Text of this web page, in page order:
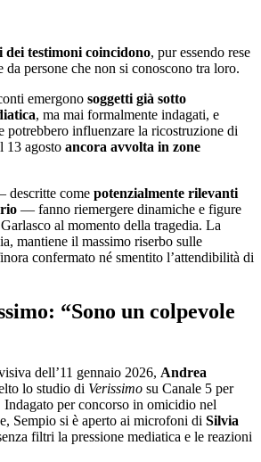
testimoni coincidono, pur essendo rese
da persone che non si conoscono tra loro.
emergono soggetti già sotto
, ma mai formalmente indagati, e
potrebbero influenzare la ricostruzione di
13 agosto ancora avvolta in zone
descritte come potenzialmente rilevanti
— fanno riemergere dinamiche e figure
al momento della tragedia. La
mantiene il massimo riserbo sulle
confermato né smentito l’attendibilità di
“Sono un colpevole
dell’11 gennaio 2026, Andrea
lo studio di Verissimo su Canale 5 per
Indagato per concorso in omicidio nel
Sempio si è aperto ai microfoni di Silvia
filtri la pressione mediatica e le reazioni